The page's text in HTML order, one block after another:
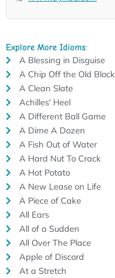
Explore More Idioms:
A Blessing in Disguise
A Chip Off the Old Block
A Clean Slate
Achilles' Heel
A Different Ball Game
A Dime A Dozen
A Fish Out of Water
A Hard Nut To Crack
A Hot Potato
A New Lease on Life
A Piece of Cake
All Ears
All of a Sudden
All Over The Place
Apple of Discord
At a Stretch